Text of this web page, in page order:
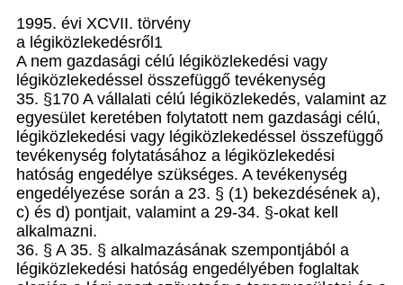
1995. évi XCVII. törvény
a légiközlekedésről1
A nem gazdasági célú légiközlekedési vagy
légiközlekedéssel összefüggő tevékenység
35. §170 A vállalati célú légiközlekedés, valamint az
egyesület keretében folytatott nem gazdasági célú,
légiközlekedési vagy légiközlekedéssel összefüggő
tevékenység folytatásához a légiközlekedési
hatóság engedélye szükséges. A tevékenység
engedélyezése során a 23. § (1) bekezdésének a),
c) és d) pontjait, valamint a 29-34. §-okat kell
alkalmazni.
36. § A 35. § alkalmazásának szempontjából a
légiközlekedési hatóság engedélyében foglaltak